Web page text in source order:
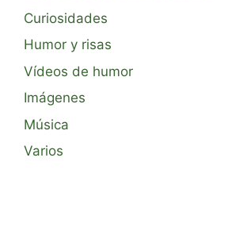
Curiosidades
Humor y risas
Vídeos de humor
Imágenes
Música
Varios